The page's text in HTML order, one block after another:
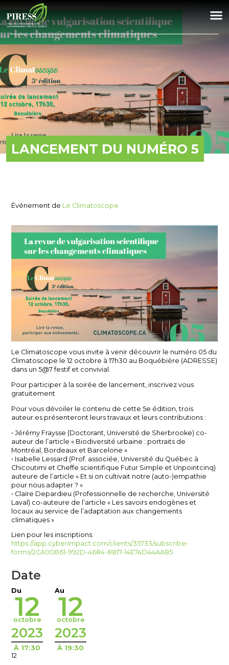
LANCEMENT DU NUMÉRO 5
Événement de Le Climatoscope
Le Climatoscope vous invite à venir découvrir le numéro 05 du
Climatoscope le 12 octobre à 17h30 au Boquébière (ADRESSE)
dans un 5@7 festif et convivial.
Pour participer à la soirée de lancement, inscrivez vous
gratuitement
Pour vous dévoiler le contenu de cette 5e édition, trois
auteur.es présenteront leurs travaux et leurs contributions :
• Jérémy Fraysse (Doctorant, Université de Sherbrooke) co-
auteur de l’article « Biodiversité urbaine : portraits de
Montréal, Bordeaux et Barcelone »
• Isabelle Lessard (Prof. associée, Université du Québec à
Chicoutimi et Cheffe scientifique Futur Simple et Unpointcinq)
auteure de l’article « Et si on cultivait notre (auto-)empathie
pour nous adapter ? »
• Claire Depardieu (Professionnelle de recherche, Université
Laval) co-auteure de l’article « Les savoirs endogènes et
locaux au service de l’adaptation aux changements
climatiques »
Lien pour les inscriptions:
https://app.cyberimpact.com/clients/35733/subscribe-
forms/2CA00B61-992D-4684-8817-14E74D44AA85
Date
Du
12
octobre
2023
À 17:30
Au
12
octobre
2023
À 19:30
12